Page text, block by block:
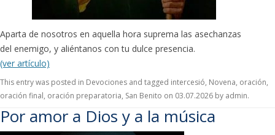
Aparta de nosotros en aquella hora suprema las asechanzas
del enemigo, y aliéntanos con tu dulce presencia.
(ver artículo)
This entry was posted in Devociones and tagged intercesió, Novena, oración,
oración final, oración preparatoria, San Benito on 03.07.2026 by admin.
Por amor a Dios y a la música